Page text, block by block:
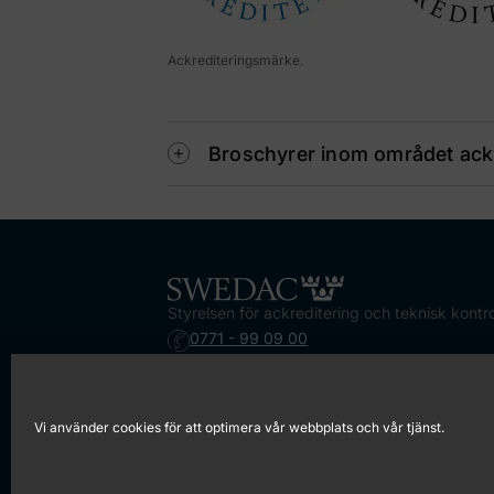
Vi använder cookies för att optimera vår webbplats och vår tjänst.
Ackrediteringsmärke.
Broschyrer inom området
Styrelsen för ackreditering och teknisk
0771 - 99 09 00
Besöksadress: Österlånggatan 9, 503 31 Borås
Vi